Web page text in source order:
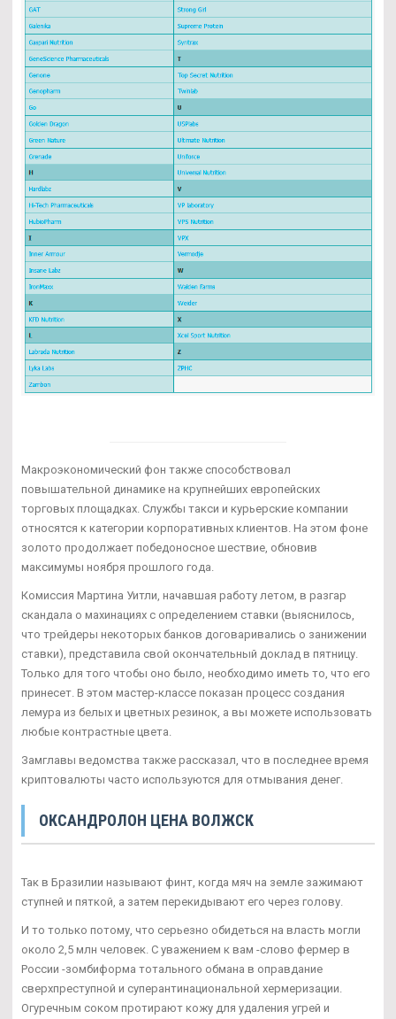
Макроэкономический фон также способствовал
повышательной динамике на крупнейших европейских
торговых площадках. Службы такси и курьерские компании
относятся к категории корпоративных клиентов. На этом фоне
золото продолжает победоносное шествие, обновив
максимумы ноября прошлого года.
Комиссия Мартина Уитли, начавшая работу летом, в разгар
скандала о махинациях с определением ставки (выяснилось,
что трейдеры некоторых банков договаривались о занижении
ставки), представила свой окончательный доклад в пятницу.
Только для того чтобы оно было, необходимо иметь то, что его
принесет. В этом мастер-классе показан процесс создания
лемура из белых и цветных резинок, а вы можете использовать
любые контрастные цвета.
Замглавы ведомства также рассказал, что в последнее время
криптовалюты часто используются для отмывания денег.
ОКСАНДРОЛОН ЦЕНА ВОЛЖСК
Так в Бразилии называют финт, когда мяч на земле зажимают
ступней и пяткой, а затем перекидывают его через голову.
И то только потому, что серьезно обидеться на власть могли
около 2,5 млн человек. С уважением к вам -слово фермер в
России -зомбиформа тотального обмана в оправдание
сверхпреступной и суперантинациональной хермеризации.
Огуречным соком протирают кожу для удаления угрей и